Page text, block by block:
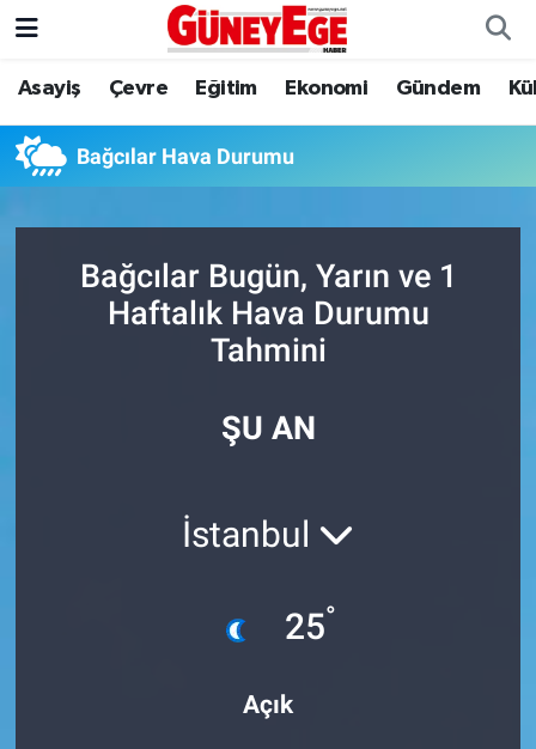
Asayiş Çevre Eğitim Ekonomi Gündem
Bağcılar Hava Durumu
Bağcılar Bugün, Yarın ve 1
Haftalık Hava Durumu
Tahmini
ŞU AN
İstanbul
25°
Açık
Asayiş
Çevre
Ekonomi
İstanbul Hava Durumu
İstanbul Trafik Yoğunluk Haritası
Tüm Manşetler
Son Dakika Haberleri